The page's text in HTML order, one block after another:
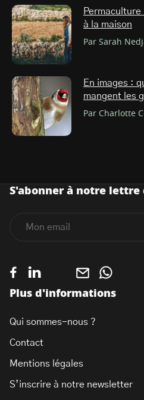
à la maison
Par Sarah
En images :
mangent les
Par Charlotte
Plus d'informations
Qui sommes-nous ?
Contact
Mentions légales
S’inscrire à notre newsletter
S'abonner à notre lettre